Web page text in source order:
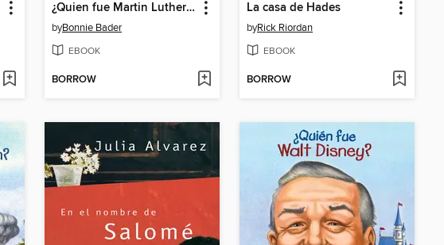
¿Quien fue Martin Luther King, Jr.?
byBonnie Bader
EBOOK
BORROW
La casa de Hades
byRick Riordan
EBOOK
BORROW